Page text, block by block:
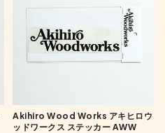
Akihiro Wood Works アキヒロウ
ッドワークス ステッカー AWW